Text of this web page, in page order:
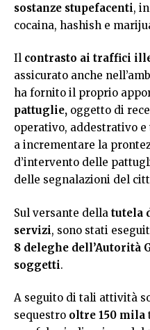
sostanze stupefacenti,
cocaina, hashish e
Il contrasto ai traffici
assicurato anche
ha fornito il proprio
pattuglie, oggetto di
operativo, addestrativo
a incrementare la
d’intervento delle
delle segnalazioni del
Sul versante della tutela
servizi, sono stati
8 deleghe dell’Autorità
soggetti.
A seguito di tali attività
sequestro oltre 150 mila